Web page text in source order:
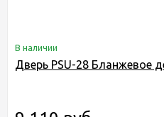
В наличии
Дверь PSU-28 Бланжевое